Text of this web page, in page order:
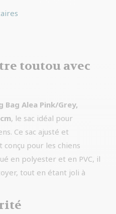
toutou avec
Bag Alea Pink/Grey,
, le sac idéal pour
Ce sac ajusté et
pour les chiens
en polyester et en PVC, il
tout en étant joli à